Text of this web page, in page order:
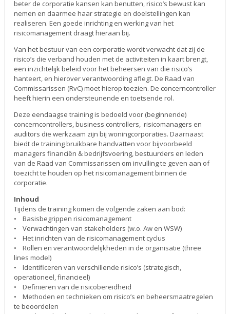
beter de corporatie kansen kan benutten, risico’s bewust kan
nemen en daarmee haar strategie en doelstellingen kan
realiseren. Een goede inrichting en werking van het
risicomanagement draagt hieraan bij.
Van het bestuur van een corporatie wordt verwacht dat zij de
risico’s die verband houden met de activiteiten in kaart brengt,
een inzichtelijk beleid voor het beheersen van die risico’s
hanteert, en hierover verantwoording aflegt. De Raad van
Commissarissen (RvC) moet hierop toezien. De concerncontroller
heeft hierin een ondersteunende en toetsende rol.
Deze eendaagse training is bedoeld voor (beginnende)
concerncontrollers, business controllers, risicomanagers en
auditors die werkzaam zijn bij woningcorporaties. Daarnaast
biedt de training bruikbare handvatten voor bijvoorbeeld
managers financiën & bedrijfsvoering, bestuurders en leden
van de Raad van Commissarissen om invulling te geven aan of
toezicht te houden op het risicomanagement binnen de
corporatie.
Inhoud
Tijdens de training komen de volgende zaken aan bod:
• Basisbegrippen risicomanagement
• Verwachtingen van stakeholders (w.o. Aw en WSW)
• Het inrichten van de risicomanagement cyclus
• Rollen en verantwoordelijkheden in de organisatie (three
lines model)
• Identificeren van verschillende risico’s (strategisch,
operationeel, financieel)
• Definiëren van de risicobereidheid
• Methoden en technieken om risico’s en beheersmaatregelen
te beoordelen